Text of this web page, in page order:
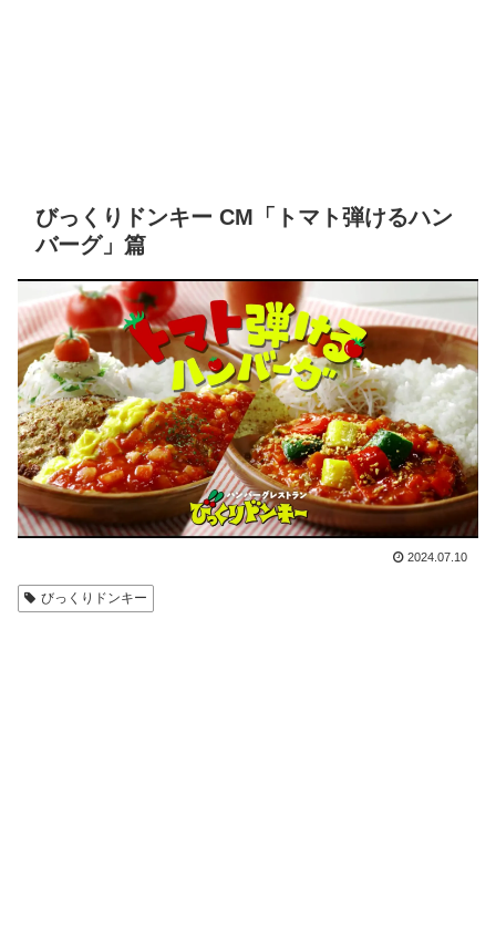
びっくりドンキー CM「トマト弾けるハン
バーグ」篇
2024.07.10
びっくりドンキー